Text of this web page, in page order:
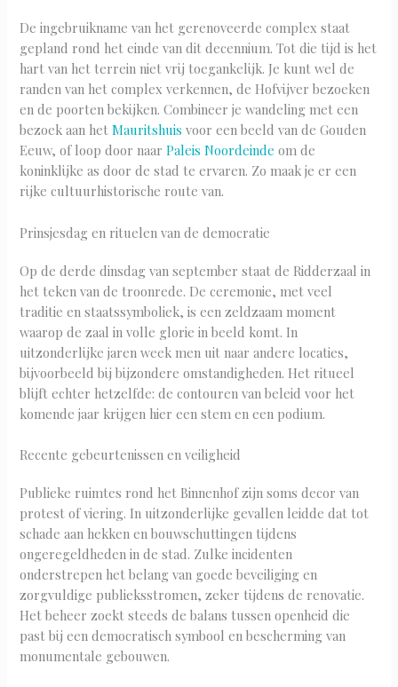
De ingebruikname van het gerenoveerde complex staat
gepland rond het einde van dit decennium. Tot die tijd is het
hart van het terrein niet vrij toegankelijk. Je kunt wel de
randen van het complex verkennen, de Hofvijver bezoeken
en de poorten bekijken. Combineer je wandeling met een
bezoek aan hetMauritshuis voor een beeld van de Gouden
Eeuw, of loop door naarPaleis Noordeinde om de
koninklijke as door de stad te ervaren. Zo maak je er een
rijke cultuurhistorische route van.
Prinsjesdag en rituelen van de democratie
Op de derde dinsdag van september staat de Ridderzaal in
het teken van de troonrede. De ceremonie, met veel
traditie en staatssymboliek, is een zeldzaam moment
waarop de zaal in volle glorie in beeld komt. In
uitzonderlijke jaren week men uit naar andere locaties,
bijvoorbeeld bij bijzondere omstandigheden. Het ritueel
blijft echter hetzelfde: de contouren van beleid voor het
komende jaar krijgen hier een stem en een podium.
Recente gebeurtenissen en veiligheid
Publieke ruimtes rond het Binnenhof zijn soms decor van
protest of viering. In uitzonderlijke gevallen leidde dat tot
schade aan hekken en bouwschuttingen tijdens
ongeregeldheden in de stad. Zulke incidenten
onderstrepen het belang van goede beveiliging en
zorgvuldige publieksstromen, zeker tijdens de renovatie.
Het beheer zoekt steeds de balans tussen openheid die
past bij een democratisch symbool en bescherming van
monumentale gebouwen.